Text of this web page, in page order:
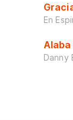
En
Danny